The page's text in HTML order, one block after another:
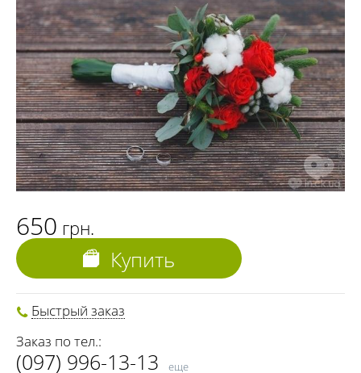
650 грн.
Купить
Быстрый заказ
Заказ по тел.:
(097) 996-13-13
еще